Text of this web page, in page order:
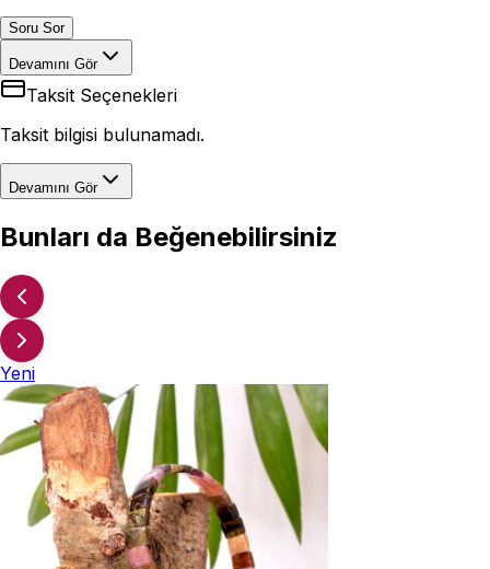
Soru Sor
Devamını Gör
Taksit Seçenekleri
Taksit bilgisi bulunamadı.
Devamını Gör
Bunları da Beğenebilirsiniz
Yeni